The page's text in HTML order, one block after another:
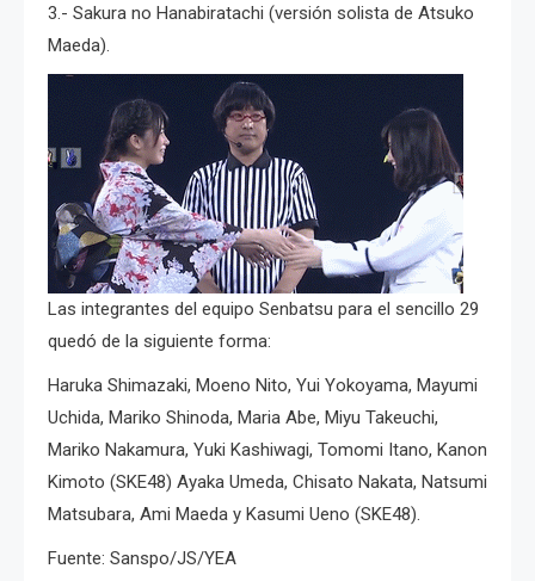
3.- Sakura no Hanabiratachi (versión solista de Atsuko
Maeda).
Las integrantes del equipo Senbatsu para el sencillo 29
quedó de la siguiente forma:
Haruka Shimazaki, Moeno Nito, Yui Yokoyama, Mayumi
Uchida, Mariko Shinoda, Maria Abe, Miyu Takeuchi,
Mariko Nakamura, Yuki Kashiwagi, Tomomi Itano, Kanon
Kimoto (SKE48) Ayaka Umeda, Chisato Nakata, Natsumi
Matsubara, Ami Maeda y Kasumi Ueno (SKE48).
Fuente: Sanspo/JS/YEA